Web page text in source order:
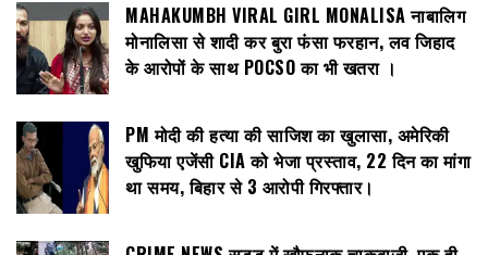
MAHAKUMBH VIRAL GIRL MONALISA नाबालिग
मोनालिसा से शादी कर बुरा फंसा फरहान, लव जिहाद
के आरोपों के साथ POCSO का भी खतरा ।
PM मोदी की हत्या की साजिश का खुलासा, अमेरिकी
खुफिया एजेंसी CIA को भेजा प्रस्ताव, 22 दिन का मांगा
था समय, बिहार से 3 आरोपी गिरफ्तार।